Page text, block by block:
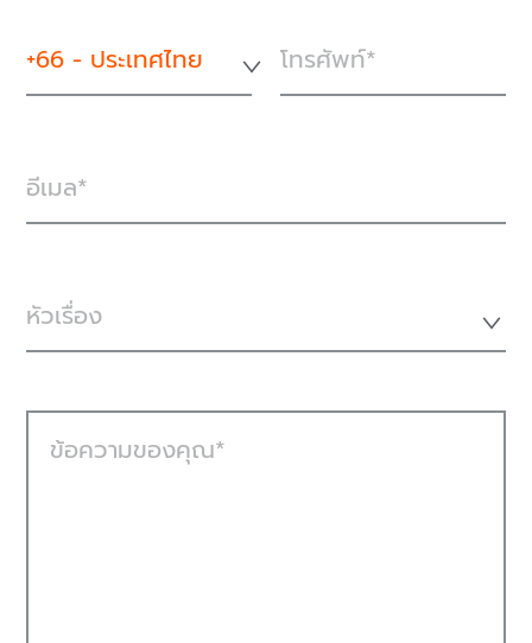
+66 - ประเทศไทย โทรศัพท์
อีเมล
หัวเรื่อง
ข้อความของคุณ